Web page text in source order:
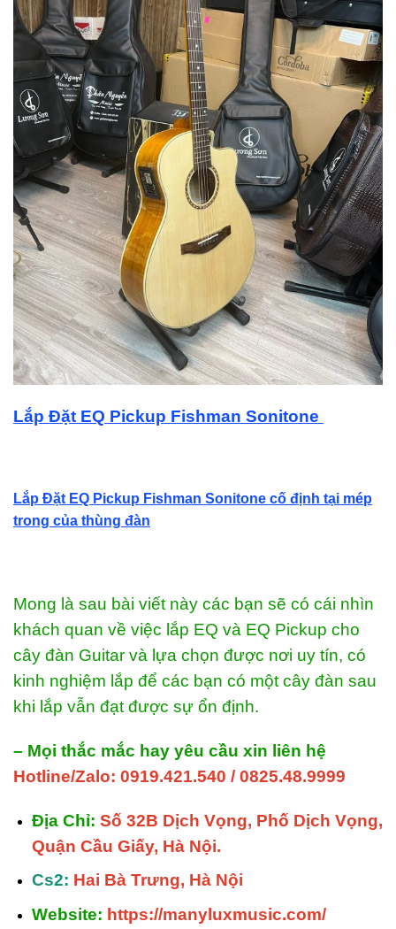
Lắp Đặt EQ Pickup Fishman Sonitone
Lắp Đặt EQ Pickup Fishman Sonitone cố định tại mép
trong của thùng đàn
Mong là sau bài viết này các bạn sẽ có cái nhìn
khách quan về việc lắp EQ và EQ Pickup cho
cây đàn Guitar và lựa chọn được nơi uy tín, có
kinh nghiệm lắp để các bạn có một cây đàn sau
khi lắp vẫn đạt được sự ổn định.
– Mọi thắc mắc hay yêu cầu xin liên hệ
Hotline/Zalo: 0919.421.540 / 0825.48.9999
Địa Chỉ: Số 32B Dịch Vọng, Phố Dịch Vọng,
Quận Cầu Giấy, Hà Nội.
Cs2: Hai Bà Trưng, Hà Nội
Website: https://manyluxmusic.com/